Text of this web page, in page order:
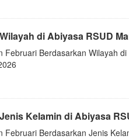
di Abiyasa RSUD
Berdasarkan Wilayah
Kelamin di Abiyasa
Berdasarkan Jenis